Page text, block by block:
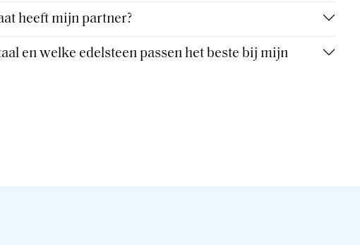
heeft mijn partner?
en welke edelsteen passen het beste bij mijn